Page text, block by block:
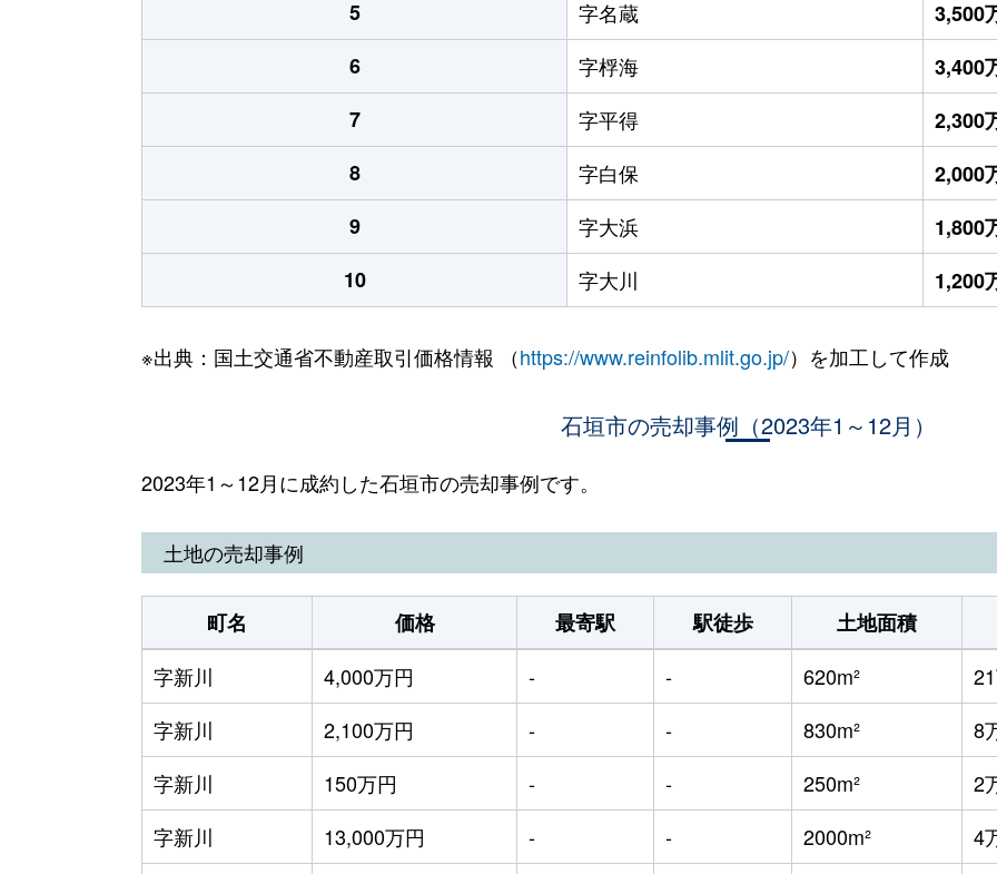
5
字名蔵
3,500
6
字桴海
3,400
7
字平得
2,300
8
字白保
2,000
9
字大浜
1,800
10
字大川 1,200
※出典：国土交通省不動産取引価格情報 （https://www.reinfolib.mlit.go.jp/）を加工して作成
石垣市の売却事例（2023年1～12月）
2023年1～12月に成約した石垣市の売却事例です。
土地の売却事例
町名 価格 最寄駅 駅徒歩 土地面積
字新川
4,000万円 - - 620m²
字新川
2,100万円 - - 830m² 8
字新川
150万円 - - 250m² 2
字新川
13,000万円 - - 2000m² 4